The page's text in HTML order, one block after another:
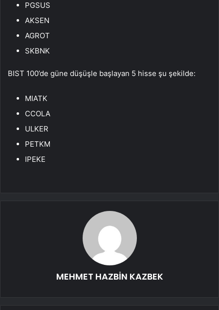
PGSUS
AKSEN
AGROT
SKBNK
BIST 100’de güne düşüşle başlayan 5 hisse şu şekilde:
MIATK
CCOLA
ULKER
PETKM
IPEKE
MEHMET HAZBİN KAZBEK